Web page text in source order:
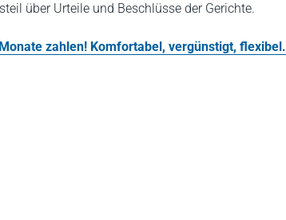
über Urteile und Beschlüsse der Gerichte.
zahlen! Komfortabel, vergünstigt, flexibel.